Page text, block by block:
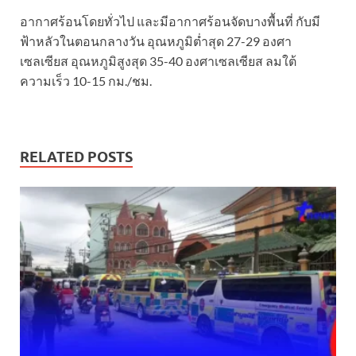
อากาศร้อนโดยทั่วไป และมีอากาศร้อนจัดบางพื้นที่ กับมี
ฟ้าหลัวในตอนกลางวัน อุณหภูมิต่ำสุด 27-29 องศา
เซลเซียส อุณหภูมิสูงสุด 35-40 องศาเซลเซียส ลมใต้
ความเร็ว 10-15 กม./ชม.
RELATED POSTS